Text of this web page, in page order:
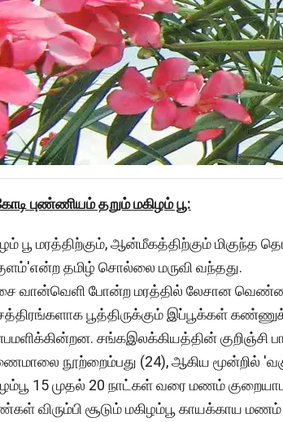
புண்ணியம் தறும் மகிழம் பூ:
பூ மரத்திற்கும், ஆன்மீகத்திற்கும் மிகுந்த
தமிழ் சொல்லை மருவி வந்தது.
வான்வெளி போன்ற மரத்தில் லேசான
பூத்திருக்கும் இப்பூக்கள்
சங்கஇலக்கியத்தின் குறிஞ்சி
நூற்றைம்பது (24), ஆகிய மூன்றில்
15 முதல் 20 நாட்கள் வரை மணம்
விரும்பி சூடும் மகிழம்பூ காயக்காய மணம்